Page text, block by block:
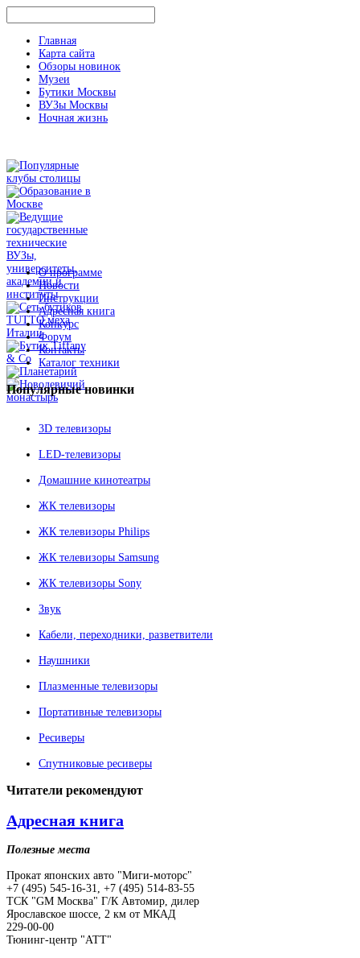
Главная
Карта сайта
Обзоры новинок
Музеи
Бутики Москвы
ВУЗы Москвы
Ночная жизнь
О программе
Новости
Инструкции
Адресная книга
Конкурс
Форум
Контакты
Каталог техники
Популярныеновинки
3D телевизоры
LED-телевизоры
Домашние кинотеатры
ЖК телевизоры
ЖК телевизоры Philips
ЖК телевизоры Samsung
ЖК телевизоры Sony
Звук
Кабели, переходники, разветвители
Наушники
Плазменные телевизоры
Портативные телевизоры
Ресиверы
Спутниковые ресиверы
Читатели рекомендуют
Адресная книга
Полезные места
Прокат японских авто "Миги-моторс"
+7 (495) 545-16-31, +7 (495) 514-83-55
ТСК "GM Москва" Г/К Автомир, дилер
Ярославское шоссе, 2 км от МКАД
229-00-00
Тюнинг-центр "АТТ"